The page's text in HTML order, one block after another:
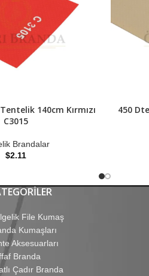
140cm Kırmızı
C3015
Brandalar
$2.11
450
File Kumaş
Kumaşları
Aksesuarları
Branda
Çadır Branda